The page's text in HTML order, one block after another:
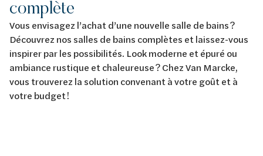
complète
Vous envisagez l’achat d’une nouvelle salle de bains ?
Découvrez nos salles de bains complètes et laissez-vous
inspirer par les possibilités. Look moderne et épuré ou
ambiance rustique et chaleureuse ? Chez Van Marcke,
vous trouverez la solution convenant à votre goût et à
votre budget !